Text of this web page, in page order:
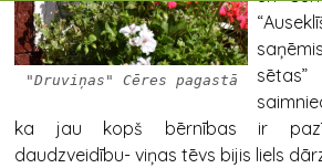
"Druviņas" Cēres pagastā
ka jau kopš bērnības ir
daudzveidību- viņas tēvs bijis liels